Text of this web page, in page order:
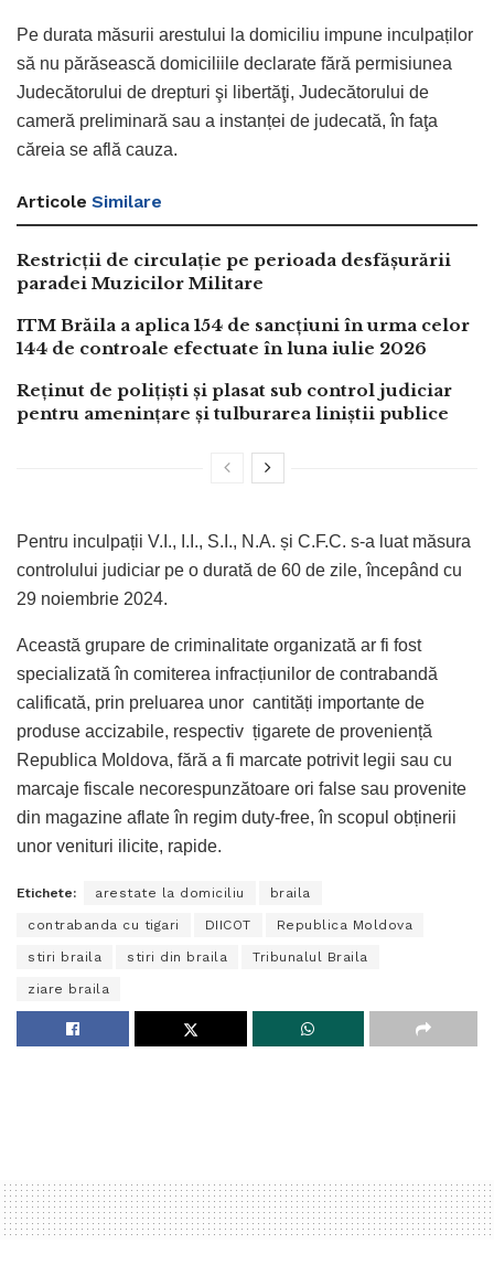
Pe durata măsurii arestului la domiciliu impune inculpaților
să nu părăsească domiciliile declarate fără permisiunea
Judecătorului de drepturi şi libertăţi, Judecătorului de
cameră preliminară sau a instanței de judecată, în faţa
căreia se află cauza.
Articole Similare
Restricții de circulație pe perioada desfășurării
paradei Muzicilor Militare
ITM Brăila a aplica 154 de sancțiuni în urma celor
144 de controale efectuate în luna iulie 2026
Reținut de polițiști și plasat sub control judiciar
pentru amenințare și tulburarea liniștii publice
Pentru inculpații V.I., I.I., S.I., N.A. și C.F.C. s-a luat măsura
controlului judiciar pe o durată de 60 de zile, începând cu
29 noiembrie 2024.
Această grupare de criminalitate organizată ar fi fost
specializată în comiterea infracțiunilor de contrabandă
calificată, prin preluarea unor cantități importante de
produse accizabile, respectiv țigarete de proveniență
Republica Moldova, fără a fi marcate potrivit legii sau cu
marcaje fiscale necorespunzătoare ori false sau provenite
din magazine aflate în regim duty-free, în scopul obținerii
unor venituri ilicite, rapide.
Etichete: arestate la domiciliu braila
contrabanda cu tigari DIICOT Republica Moldova
stiri braila stiri din braila Tribunalul Braila
ziare braila